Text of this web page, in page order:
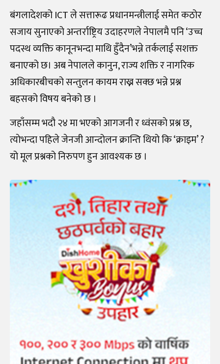
बंगलादेशको ICT ले सत्तारूढ प्रधानमन्त्रीलाई समेत कठोर
सजाय सुनाएको अन्तर्राष्ट्रिय उदाहरणले नेपालमै पनि ‘उच्च
पदस्थ व्यक्ति कानूनभन्दा माथि हुँदैन’भन्ने तर्कलाई सशक्त
बनाएको छ। अब नेपालले कानुन, राज्य शक्ति र नागरिक
अधिकारबीचको सन्तुलन कायम राख्न सक्छ भन्ने प्रश्न
बहसको विषय बनेको छ ।
जहाँसम्म भदाै २४ मा भएको आगजनी र ध्वंसकाे प्रश्न छ,
त्याेभन्दा पहिले जेनजी आन्दोलन क्रान्ति थियो कि ‘क्राइम’ ?
यो मूल प्रश्नको निरुपण हुन आवश्यक छ ।